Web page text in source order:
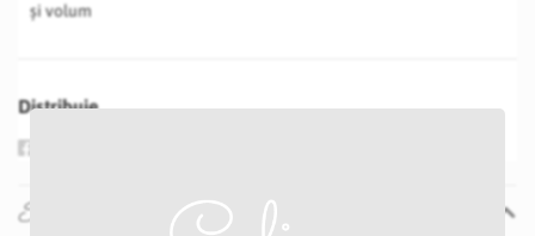
și volum
Distribuie
Specificatii